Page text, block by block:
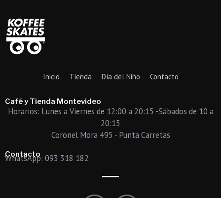
Inicio Tienda Día del Niño Contacto
Café y Tienda Montevideo
Horarios: Lunes a Viernes de 12:00 a 20:15 -Sábados de 10 a
20:15
Coronel Mora 495 - Punta Carretas
Contacto
WhatsApp: 093 318 182